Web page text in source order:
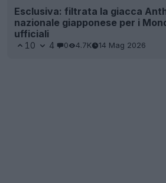
Esclusiva: filtrata la giacca
nazionale giapponese per i
ufficiali
10 4 0 4.7K 14 Mag 2026